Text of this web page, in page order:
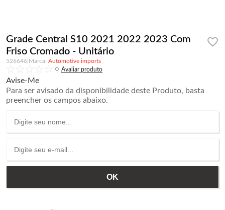
Grade Central S10 2021 2022 2023 Com
Friso Cromado - Unitário
526646
Automotive imports
0
Avise-Me
Para ser avisado da disponibilidade deste Produto, basta
preencher os campos abaixo.